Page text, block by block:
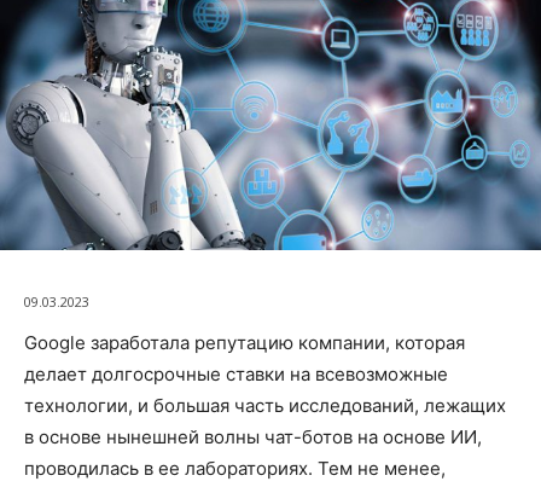
09.03.2023
Google заработала репутацию компании, которая
делает долгосрочные ставки на всевозможные
технологии, и большая часть исследований, лежащих
в основе нынешней волны чат-ботов на основе ИИ,
проводилась в ее лабораториях. Тем не менее,